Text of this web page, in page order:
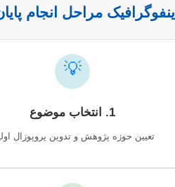
اینفوگرافیک مراحل انجام
💡
1. انتخاب موضوع
تعیین حوزه پژوهش و تدوین پروپوزال